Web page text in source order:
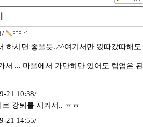
하시면 좋을듯..^^여기서만 왔따갔따해도
서 ... 마을에서 가만히만 있어도 렙업은 된
21 10:38/
강퇴를 시켜서.. ㅎㅎ
21 14:55/